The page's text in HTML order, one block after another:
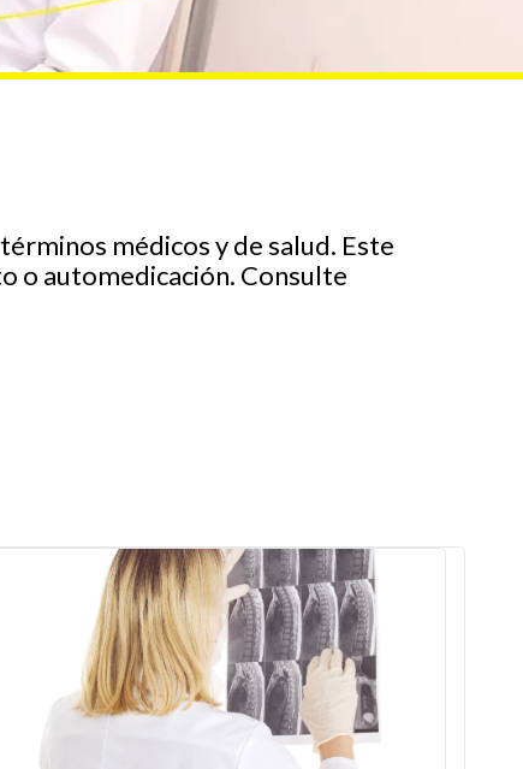
médicos y de salud. Este
o automedicación. Consulte